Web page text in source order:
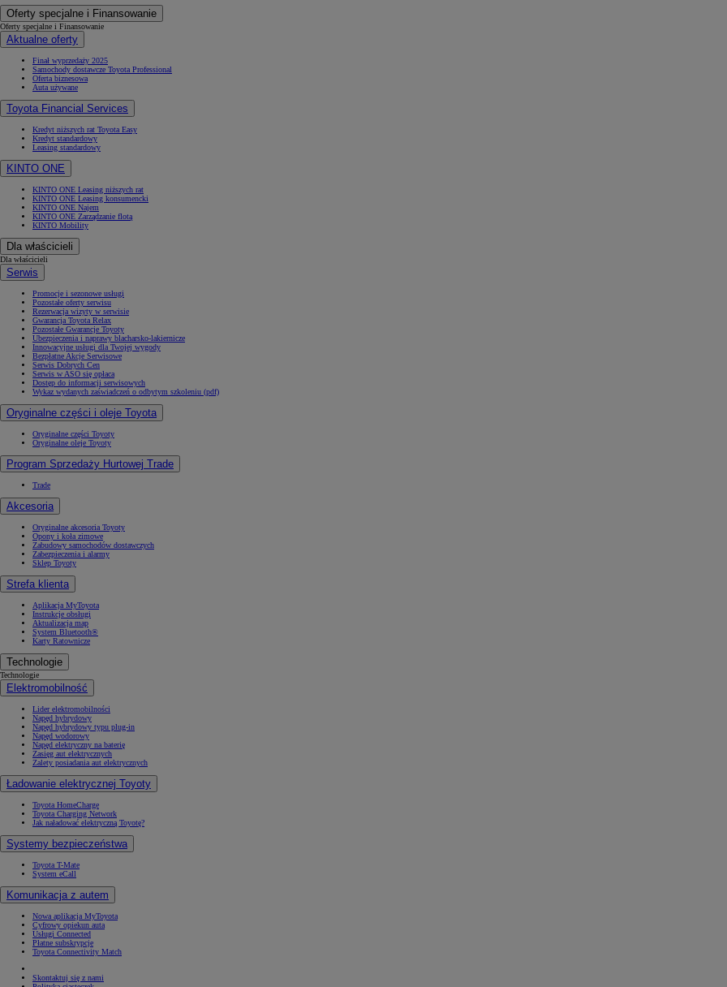
Od81 900 zł
Yaris Cross
Oferty specjalne i Finansowanie
Oferty specjalne i Finansowanie
Aktualne oferty
Finał wyprzedaży 2025
Samochody dostawcze Toyota Professional
Oferta biznesowa
Auta używane
Toyota Financial Services
Kredyt niższych rat Toyota Easy
Kredyt standardowy
Leasing standardowy
KINTO ONE
KINTO ONE Leasing niższych rat
KINTO ONE Leasing konsumencki
KINTO ONE Najem
KINTO ONE Zarządzanie flotą
KINTO Mobility
Dla właścicieli
Dla właścicieli
Serwis
Promocje i sezonowe usługi
Pozostałe oferty serwisu
Rezerwacja wizyty w serwisie
Gwarancja Toyota Relax
Pozostałe Gwarancje Toyoty
Ubezpieczenia i naprawy blacharsko-lakiernicze
Innowacyjne usługi dla Twojej wygody
Bezpłatne Akcje Serwisowe
Serwis Dobrych Cen
Serwis w ASO się opłaca
Dostęp do informacji serwisowych
Wykaz wydanych zaświadczeń o odbytym szkoleniu (pdf)
Oryginalne części i oleje Toyota
Oryginalne części Toyoty
Oryginalne oleje Toyoty
Program Sprzedaży Hurtowej Trade
Trade
Akcesoria
Oryginalne akcesoria Toyoty
Opony i koła zimowe
Zabudowy samochodów dostawczych
Zabezpieczenia i alarmy
Sklep Toyoty
Strefa klienta
Aplikacja MyToyota
Instrukcje obsługi
Aktualizacja map
System Bluetooth®
Karty Ratownicze
Technologie
Technologie
Elektromobilność
Lider elektromobilności
Napęd hybrydowy
Napęd hybrydowy typu plug-in
Napęd wodorowy
Napęd elektryczny na baterię
Zasięg aut elektrycznych
Zalety posiadania aut elektrycznych
Ładowanie elektrycznej Toyoty
Toyota HomeCharge
Toyota Charging Network
Jak naładować elektryczną Toyotę?
Systemy bezpieczeństwa
Toyota T-Mate
System eCall
Komunikacja z autem
Nowa aplikacja MyToyota
Cyfrowy opiekun auta
Usługi Connected
Płatne subskrypcje
Toyota Connectivity Match
Skontaktuj się z nami